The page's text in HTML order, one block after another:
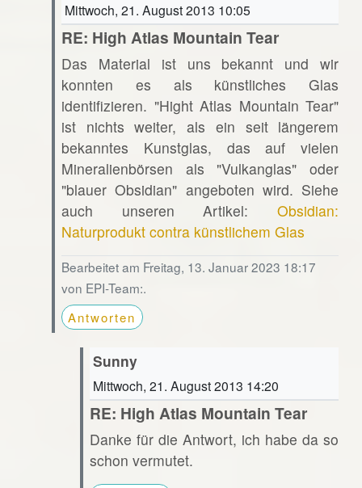
Mittwoch, 21. August 2013 10:05
RE: High Atlas Mountain Tear
Das Material ist uns bekannt und wir
konnten es als künstliches Glas
identifizieren. "Hight Atlas Mountain Tear"
ist nichts weiter, als ein seit längerem
bekanntes Kunstglas, das auf vielen
Mineralienbörsen als "Vulkanglas" oder
"blauer Obsidian" angeboten wird. Siehe
auch unseren Artikel:Obsidian:
Naturprodukt contra künstlichem Glas
Bearbeitet am Freitag, 13. Januar 2023 18:17
von EPI-Team:.
Antworten
Sunny
Mittwoch, 21. August 2013 14:20
RE: High Atlas Mountain Tear
Danke für die Antwort, ich habe da so
schon vermutet.